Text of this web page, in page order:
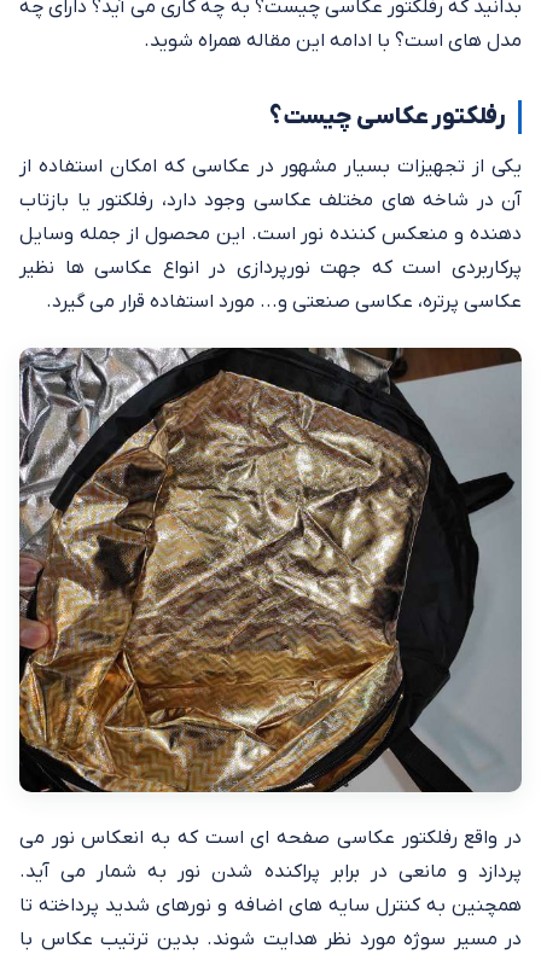
بدانید که رفلکتور عکاسی چیست؟ به چه کاری می آید؟ دارای چه
مدل‌ های است؟ با ادامه این مقاله همراه شوید.
رفلکتور عکاسی چیست؟
یکی از تجهیزات بسیار مشهور در عکاسی که امکان استفاده از
آن در شاخه های مختلف عکاسی وجود دارد، رفلکتور یا بازتاب
دهنده و منعکس کننده نور است. این محصول از جمله وسایل
پرکاربردی است که جهت نورپردازی در انواع عکاسی ها نظیر
عکاسی پرتره، عکاسی صنعتی و... مورد استفاده قرار می ‌گیرد.
در واقع رفلکتور عکاسی صفحه ‌ای است که به انعکاس نور می
پردازد و مانعی در برابر پراکنده شدن نور به شمار می آید.
همچنین به کنترل سایه های اضافه و نورهای شدید پرداخته تا
در مسیر سوژه مورد نظر هدایت شوند. بدین ترتیب عکاس با